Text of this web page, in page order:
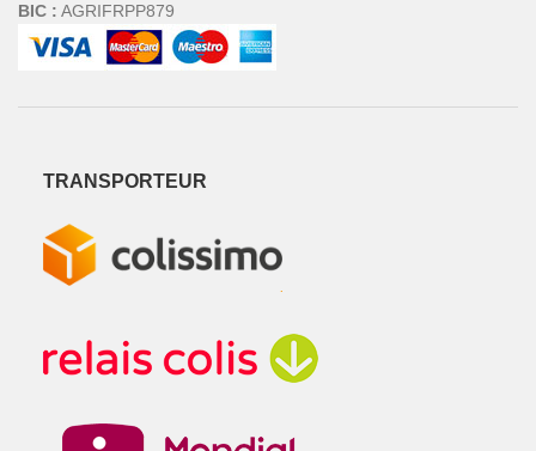
BIC : AGRIFRPP879
TRANSPORTEUR